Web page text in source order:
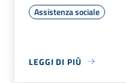
Assistenza sociale
LEGGI DI PIÙ